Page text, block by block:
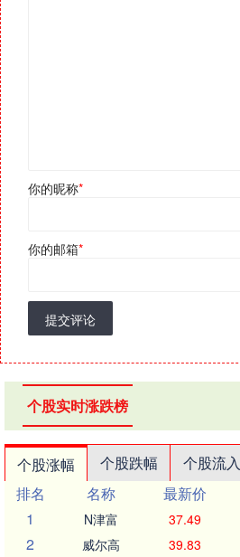
你的昵称*
你的邮箱*
提交评论
个股实时涨跌榜
个股涨幅 个股跌幅 个股流入
排名
名称 最新价
1
N津富 37.49
2 威尔高 39.83